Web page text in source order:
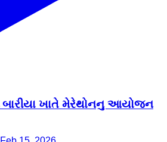
બારીયા ખાતે મેરેથોનનુ આયોજન